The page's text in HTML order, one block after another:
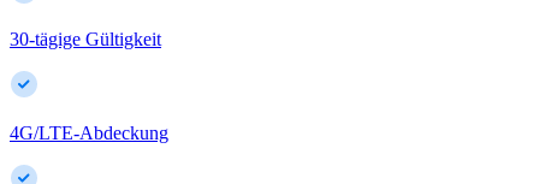
30-tägige Gültigkeit
4G/LTE-Abdeckung